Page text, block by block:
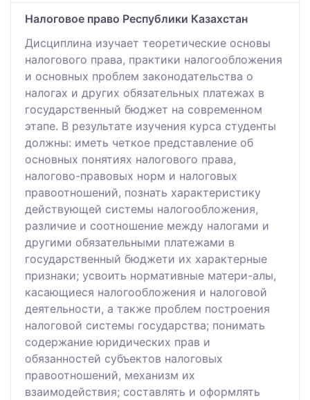
Налоговое право Республики Казахстан
Дисциплина изучает теоретические основы
налогового права, практики налогообложения
и основных проблем законодательства о
налогах и других обязательных платежах в
государственный бюджет на современном
этапе. В результате изучения курса студенты
должны: иметь четкое представление об
основных понятиях налогового права,
налогово-правовых норм и налоговых
правоотношений, познать характеристику
действующей системы налогообложения,
различие и соотношение между налогами и
другими обязательными платежами в
государственный бюджети их характерные
признаки; усвоить нормативные матери-алы,
касающиеся налогообложения и налоговой
деятельности, а также проблем построения
налоговой системы государства; понимать
содержание юридических прав и
обязанностей субъектов налоговых
правоотношений, механизм их
взаимодействия; составлять и оформлять